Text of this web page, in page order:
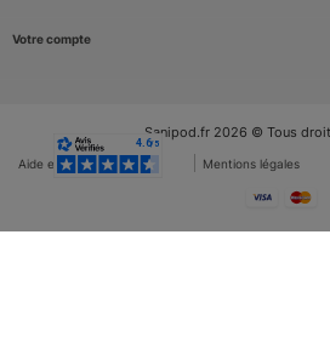
Votre compte
Sanipod.fr 2026 © Tous
Aide et FAQ Mentions légales